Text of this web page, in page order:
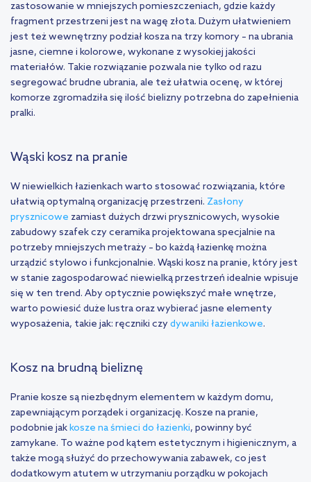
zastosowanie w mniejszych pomieszczeniach, gdzie każdy
fragment przestrzeni jest na wagę złota. Dużym ułatwieniem
jest też wewnętrzny podział kosza na trzy komory – na ubrania
jasne, ciemne i kolorowe, wykonane z wysokiej jakości
materiałów. Takie rozwiązanie pozwala nie tylko od razu
segregować brudne ubrania, ale też ułatwia ocenę, w której
komorze zgromadziła się ilość bielizny potrzebna do zapełnienia
pralki.
Wąski kosz na pranie
W niewielkich łazienkach warto stosować rozwiązania, które
ułatwią optymalną organizację przestrzeni. Zasłony
prysznicowe zamiast dużych drzwi prysznicowych, wysokie
zabudowy szafek czy ceramika projektowana specjalnie na
potrzeby mniejszych metraży – bo każdą łazienkę można
urządzić stylowo i funkcjonalnie. Wąski kosz na pranie, który jest
w stanie zagospodarować niewielką przestrzeń idealnie wpisuje
się w ten trend. Aby optycznie powiększyć małe wnętrze,
warto powiesić duże lustra oraz wybierać jasne elementy
wyposażenia, takie jak: ręczniki czydywaniki łazienkowe.
Kosz na brudną bieliznę
Pranie kosze są niezbędnym elementem w każdym domu,
zapewniającym porządek i organizację. Kosze na pranie,
podobnie jakkosze na śmieci do łazienki, powinny być
zamykane. To ważne pod kątem estetycznym i higienicznym, a
także mogą służyć do przechowywania zabawek, co jest
dodatkowym atutem w utrzymaniu porządku w pokojach